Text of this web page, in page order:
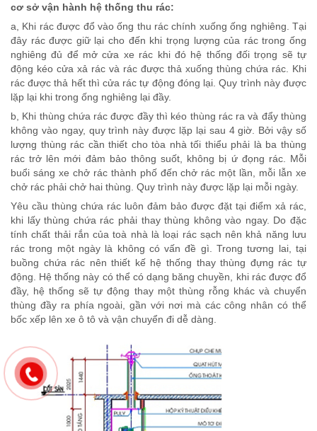
cơ sở vận hành hệ thống thu rác:
a, Khi rác được đổ vào ống thu rác chính xuống ống nghiêng. Tại
đây rác được giữ lại cho đến khi trọng lượng của rác trong ống
nghiêng đủ để mở cửa xe rác khi đó hệ thống đối trọng sẽ tự
động kéo cửa xả rác và rác được thả xuống thùng chứa rác. Khi
rác được thả hết thì cửa rác tự động đóng lại. Quy trình này được
lặp lại khi trong ống nghiêng lại đầy.
b, Khi thùng chứa rác được đầy thì kéo thùng rác ra và đẩy thùng
không vào ngay, quy trình này được lặp lại sau 4 giờ. Bởi vậy số
lượng thùng rác cần thiết cho tòa nhà tối thiểu phải là ba thùng
rác trở lên mới đảm bảo thông suốt, không bị ứ đọng rác. Mỗi
buổi sáng xe chở rác thành phố đến chở rác một lần, mỗi lẫn xe
chở rác phải chở hai thùng. Quy trình này được lặp lại mỗi ngày.
Yêu cầu thùng chứa rác luôn đảm bảo được đặt tại điểm xả rác,
khi lấy thùng chứa rác phải thay thùng không vào ngay. Do đặc
tính chất thải rắn của toà nhà là loại rác sạch nên khả năng lưu
rác trong một ngày là không có vấn đề gì. Trong tương lai, tại
buồng chứa rác nên thiết kế hệ thống thay thùng đựng rác tự
động. Hệ thống này có thể có dạng băng chuyền, khi rác được đổ
đầy, hệ thống sẽ tự động thay một thùng rỗng khác và chuyển
thùng đầy ra phía ngoài, gần với nơi mà các công nhân có thể
bốc xếp lên xe ô tô và vận chuyển đi dễ dàng.